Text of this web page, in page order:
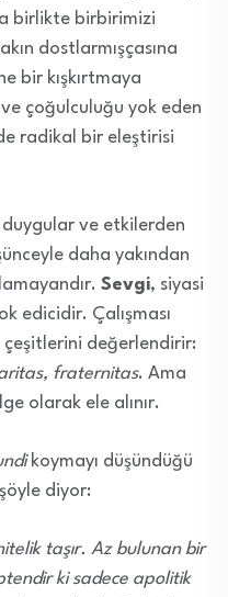
birlikte birbirimizi
dostlarmışçasına
bir kışkırtmaya
ve çoğulculuğu yok eden
radikal bir eleştirisi
ve etkilerden
daha yakından
Sevgi, siyasi
edicidir. Çalışması
değerlendirir:
fraternitas. Ama
olarak ele alınır.
koymayı düşündüğü
diyor:
taşır. Az bulunan bir
ki sadece apolitik